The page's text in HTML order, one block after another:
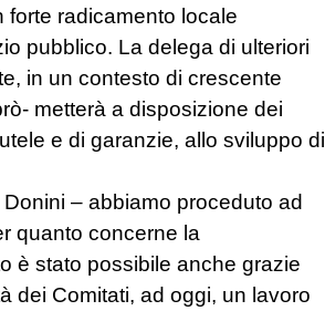
forte radicamento locale
pubblico. La delega di ulteriori
in un contesto di crescente
metterà a disposizione dei
e di garanzie, allo sviluppo di
– abbiamo proceduto ad
quanto concerne la
è stato possibile anche grazie
dei Comitati, ad oggi, un lavoro